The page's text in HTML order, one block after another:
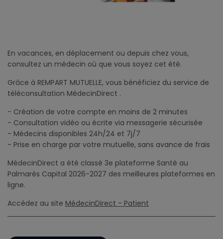
En vacances, en déplacement ou depuis chez vous,
consultez un médecin où que vous soyez cet été.
Grâce à REMPART MUTUELLE, vous bénéficiez du service de
téléconsultation MédecinDirect .
- Création de votre compte en moins de 2 minutes
- Consultation vidéo ou écrite via messagerie sécurisée
- Médecins disponibles 24h/24 et 7j/7
- Prise en charge par votre mutuelle, sans avance de frais
MédecinDirect a été classé 3e plateforme Santé au
Palmarès Capital 2026-2027 des meilleures plateformes en
ligne.
Accédez au site MédecinDirect - Patient